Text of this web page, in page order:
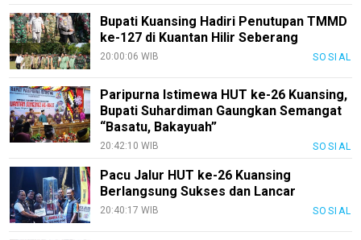
Bupati Kuansing Hadiri Penutupan TMMD
ke-127 di Kuantan Hilir Seberang
20:00:06 WIB SOSIAL
Paripurna Istimewa HUT ke-26 Kuansing,
Bupati Suhardiman Gaungkan Semangat
“Basatu, Bakayuah”
20:42:10 WIB SOSIAL
Pacu Jalur HUT ke-26 Kuansing
Berlangsung Sukses dan Lancar
20:40:17 WIB SOSIAL
Sehat
PotensiRohil
Info
Rohul
Karir
pendidikan